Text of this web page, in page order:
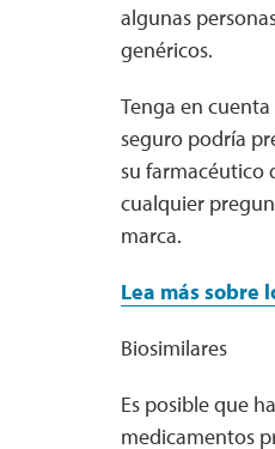
algunas
genéricos.
Tenga en
seguro podría
su farmacéutico
cualquier
marca.
Lea más sobre
Biosimilares
Es posible que
medicamentos